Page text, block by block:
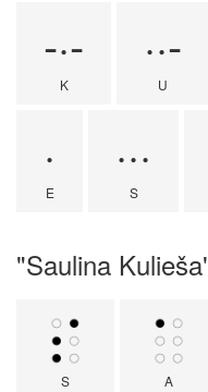
-·-
K
··-
U
·
E
···
S
"Saulina
S A